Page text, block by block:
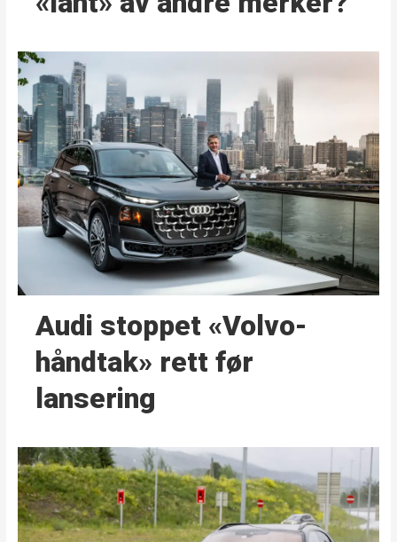
Audi stoppet «Volvo-
håndtak» rett før
lansering